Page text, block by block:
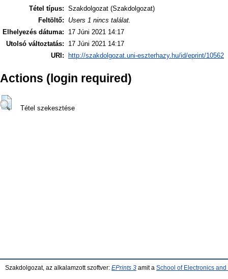
Tétel típus: Szakdolgozat (Szakdolgozat)
Feltöltő:
Users 1 nincs találat.
Elhelyezés dátuma:
17 Júni 2021 14:17
Utolsó változtatás:
17 Júni 2021 14:17
URI:
http://szakdolgozat.uni-eszterhazy.hu/id/eprint/10562
Actions (login required)
Tétel szekesztése
Szakdolgozat, az alkalamzott szoftver: EPrints 3 amit a School of Electronics